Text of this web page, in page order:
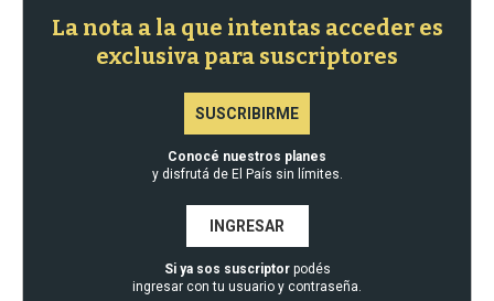
La nota a la que intentas acceder es
exclusiva para suscriptores
SUSCRIBIRME
Conocé nuestros planes
y disfrutá de El País sin límites.
INGRESAR
Si ya sos suscriptorpodés
ingresar con tu usuario y contraseña.